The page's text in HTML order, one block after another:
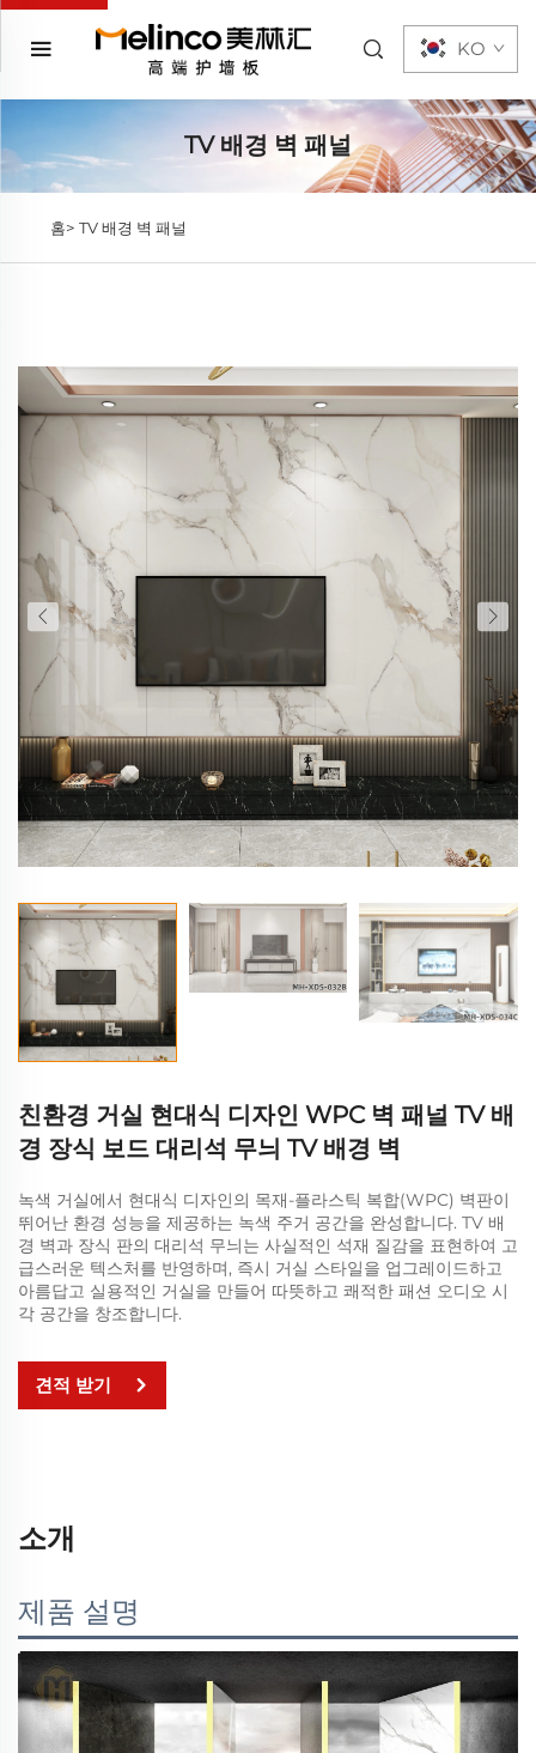
KO
TV 배경 벽 패널
홈> TV 배경 벽 패널
친환경 거실 현대식 디자인 WPC 벽 패널 TV 배
경 장식 보드 대리석 무늬 TV 배경 벽
녹색 거실에서 현대식 디자인의 목재-플라스틱 복합(WPC) 벽판이
뛰어난 환경 성능을 제공하는 녹색 주거 공간을 완성합니다. TV 배
경 벽과 장식 판의 대리석 무늬는 사실적인 석재 질감을 표현하여 고
급스러운 텍스처를 반영하며, 즉시 거실 스타일을 업그레이드하고
아름답고 실용적인 거실을 만들어 따뜻하고 쾌적한 패션 오디오 시
각 공간을 창조합니다.
견적 받기
소개
제품 설명